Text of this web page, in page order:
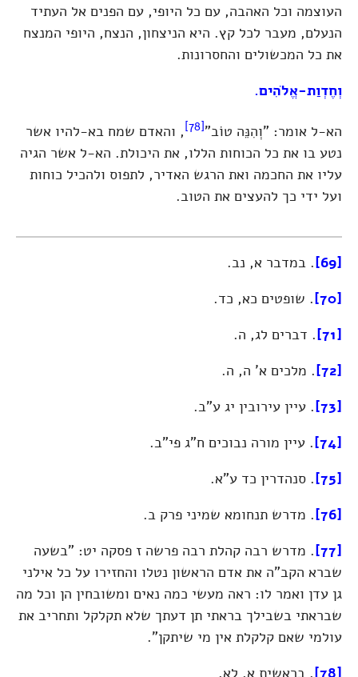
העוצמה וכל האהבה, עם כל היופי, עם הפנים אל העתיד
הנעלם, מעבר לכל קץ. היא הניצחון, הנצח, היופי המנצח
את כל המכשולים והחסרונות.
וְחֶדְוַת-אֱלֹהִים.
הא-ל אומר: "וְהִנֵּה טוֹב"[78]
, והאדם שמח בא-להיו אשר
נטע בו את כל הכוחות הללו, את היכולת. הא-ל אשר הגיה
עליו את החכמה ואת הרגש האדיר, לתפוס ולהכיל כוחות
ועל ידי כך להעצים את הטוב.
. במדבר א, נב.
. שופטים כא, כד.
. דברים לג, ה.
. מלכים א' ה, ה.
. עיין עירובין יג ע"ב.
. עיין מורה נבוכים ח"ג פי"ב.
. סנהדרין כד ע"א.
. מדרש תנחומא שמיני פרק ב.
. מדרש רבה קהלת רבה פרשה ז פסקה יט: "בשעה
שברא הקב"ה את אדם הראשון נטלו והחזירו על כל אילני
גן עדן ואמר לו: ראה מעשי כמה נאים ומשובחין הן וכל מה
שבראתי בשבילך בראתי תן דעתך שלא תקלקל ותחריב את
עולמי שאם קלקלת אין מי שיתקן".
. בראשית א, לא.